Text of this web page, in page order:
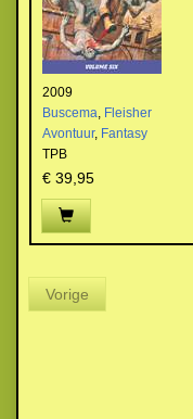
2009
Buscema, Fleisher
Avontuur, Fantasy
TPB
€ 39,95
Vorige